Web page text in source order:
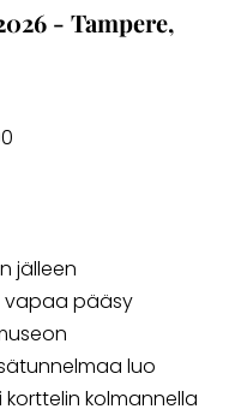
- Tampere,
jälleen
vapaa pääsy
luo
korttelin kolmannella